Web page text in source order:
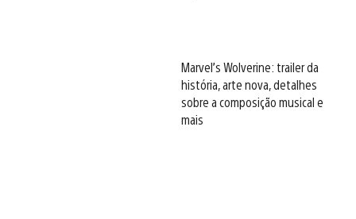
Marvel’s Wolverine: trailer da
história, arte nova, detalhes
sobre a composição musical e
mais